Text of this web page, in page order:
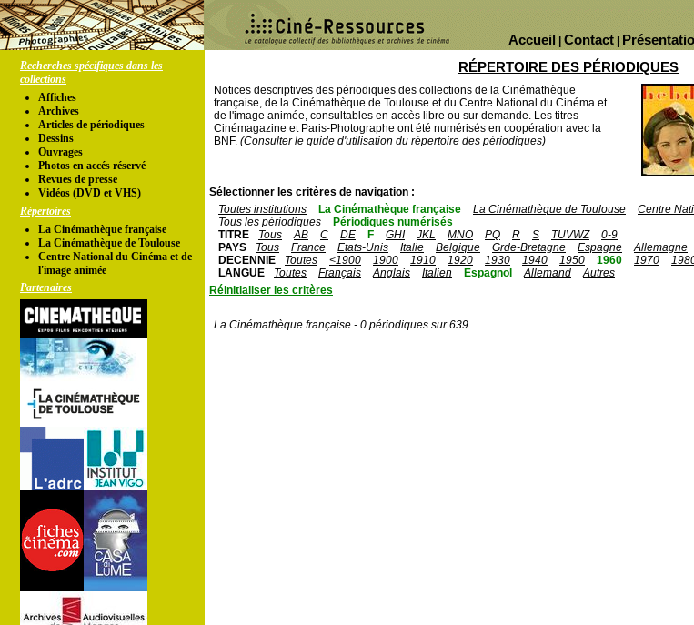
Contact
Accueil
Recherches spécifiques dans les
collections
Affiches
Archives
Articles de périodiques
Dessins
Ouvrages
Photos en accés réservé
Revues de presse
Vidéos (DVD et VHS)
Répertoires
La Cinémathèque française
La Cinémathèque de Toulouse
Centre National du Cinéma et de
l'image animée
Partenaires
RÉPERTOIRE DES PÉRIODIQUES
Notices descriptives des périodiques des collections de la Cinémathèque
française, de la Cinémathèque de Toulouse et du Centre National du Cinéma et
de l'image animée, consultables en accès libre ou sur demande. Les titres
Cinémagazine et Paris-Photographe ont été numérisés en coopération avec la
BNF. (Consulter le guide d'utilisation du répertoire des périodiques)
Sélectionner les critères de navigation :
Toutes institutions
La Cinémathèque française La Cinémathèque de Toulouse
Centre
Tous les périodiques
Périodiques numérisés
TITRE
Tous AB C DE F GHI JKL MNO PQ R S TUVWZ
0-9
PAYS
Tous France Etats-Unis Italie Belgique Grde-Bretagne Espagne Allemagne
DECENNIE
Toutes <1900 1900 1910 1920 1930 1940 1950 1960 1970
LANGUE
Toutes Français Anglais Italien Espagnol Allemand
Autres
Réinitialiser les critères
La Cinémathèque française - 0 périodiques sur 639